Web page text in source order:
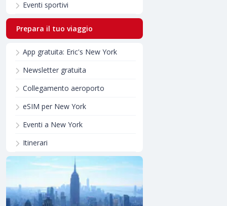
Eventi sportivi
Prepara il tuo viaggio
App gratuita: Eric's New York
Newsletter gratuita
Collegamento aeroporto
eSIM per New York
Eventi a New York
Itinerari